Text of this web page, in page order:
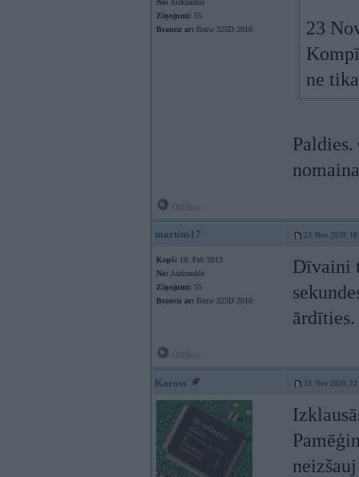
No: Aizkraukle
Ziņojumi: 55
Braucu ar: Bmw 325D 2010
23
ne
Paldies.
martins17 23. Nov 2020,
Kopš: 18. Feb 2013
No: Aizkraukle
Ziņojumi: 55
Braucu ar: Bmw 325D 2010
Dīvaini
ārdīties.
Kaross 23. Nov 2020,